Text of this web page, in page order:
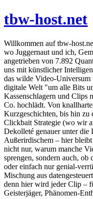
tbw-host.net
Willkommen auf tbw-
wo Juggernaut und ich,
angetrieben von 7.892
uns mit künstlicher
das wilde Video-Universum
digitale Welt "um alle Bits
Kassenschlagern und Clips
Co. hochlädt. Von
Kurzgeschichten, bis hin
Clickbait Strategie (wo wir
Dekolleté genauer unter
Außerirdischem – hier
nicht nur, warum manche
sprengen, sondern auch, ob
oder einfach nur genial-
Mischung aus
denn hier wird jeder Clip –
Geisterjäger, Phänomen-